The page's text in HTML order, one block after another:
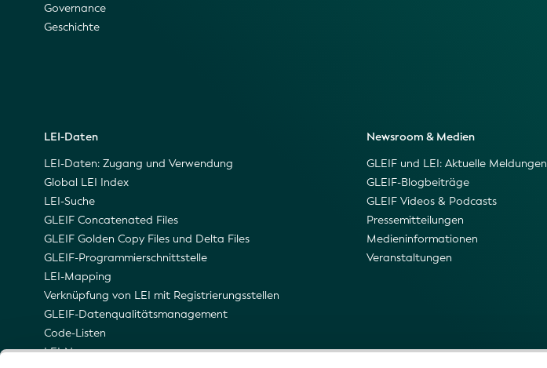
Governance
Geschichte
LEI-Daten
LEI-Daten: Zugang und Verwendung
Global LEI Index
LEI-Suche
GLEIF Concatenated Files
GLEIF Golden Copy Files und Delta Files
GLEIF-Programmierschnittstelle
LEI-Mapping
Verknüpfung von LEI mit Registrierungsstellen
GLEIF-Datenqualitätsmanagement
Code-Listen
LEI-Namensraum
Newsroom & Medien
GLEIF und LEI: Aktuelle Meldungen
GLEIF-Blogbeiträge
GLEIF Videos & Podcasts
Pressemitteilungen
Medieninformationen
Veranstaltungen